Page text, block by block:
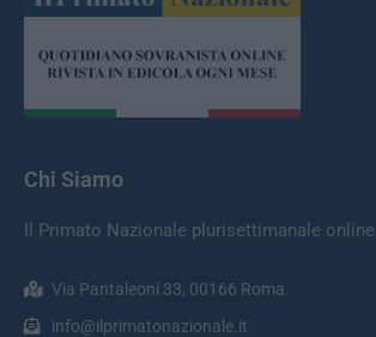
Chi Siamo
Il Primato Nazionale plurisettimanale
Via Pantaleoni 33, 00166 Roma.
info@ilprimatonazionale.it